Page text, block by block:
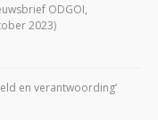
ODGOI,
2023)
en verantwoording’